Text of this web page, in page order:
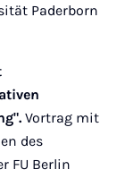
Paderborn
Vortrag mit
des
FU Berlin